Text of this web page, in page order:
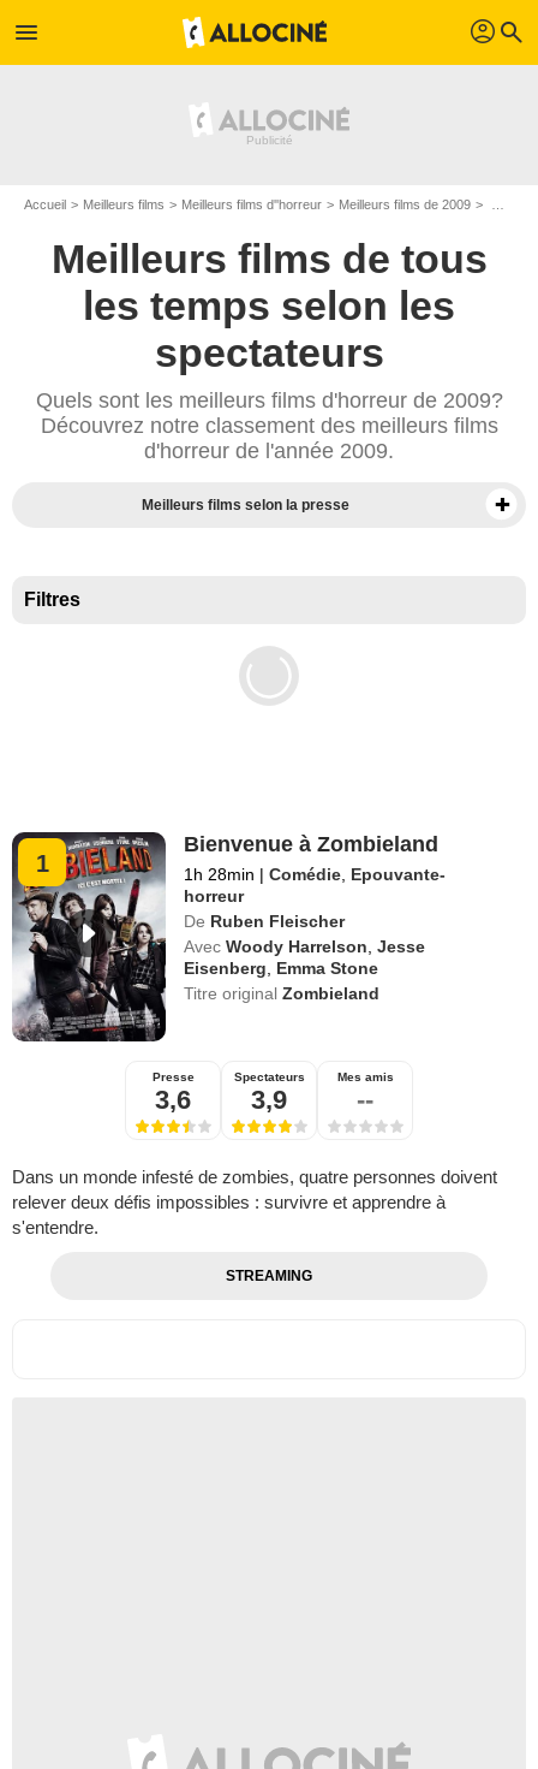
menu profil search
Accueil Meilleurs films Meilleurs films d''horreur Meilleurs films de 2009
Meilleurs films de tous
les temps selon les
spectateurs
Quels sont les meilleurs films d'horreur de 2009?
Découvrez notre classement des meilleurs films
d'horreur de l'année 2009.
Meilleurs films selon la presse
Filtres
1
Bienvenue à Zombieland
1h 28min | Comédie Epouvante-
horreur
De Ruben Fleischer
Avec Woody Harrelson ,Jesse
Eisenberg
Emma Stone
Titre originalZombieland
Presse
3,6
Spectateurs
3,9
Mes amis
--
Dans un monde infesté de zombies, quatre personnes doivent
relever deux défis impossibles : survivre et apprendre à
s'entendre.
STREAMING